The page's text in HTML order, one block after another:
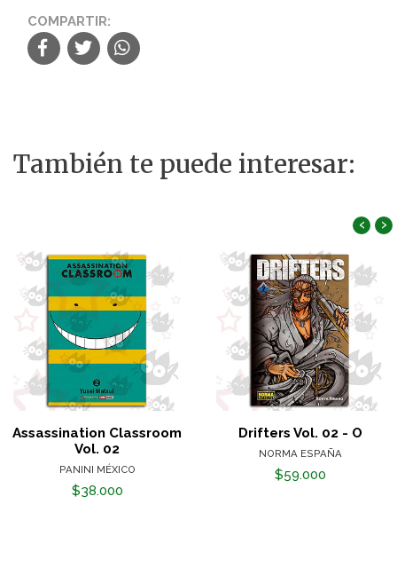
COMPARTIR:
También te puede interesar:
Assassination Classroom
Vol. 02
PANINI MÉXICO
$38.000
Drifters Vol. 02 - O
NORMA ESPAÑA
$59.000
‹ ›